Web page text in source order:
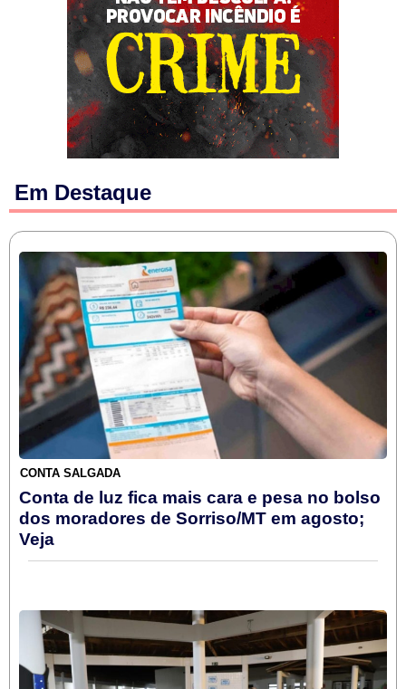
Em Destaque
CONTA SALGADA
Conta de luz fica mais cara e pesa no bolso
dos moradores de Sorriso/MT em agosto;
Veja